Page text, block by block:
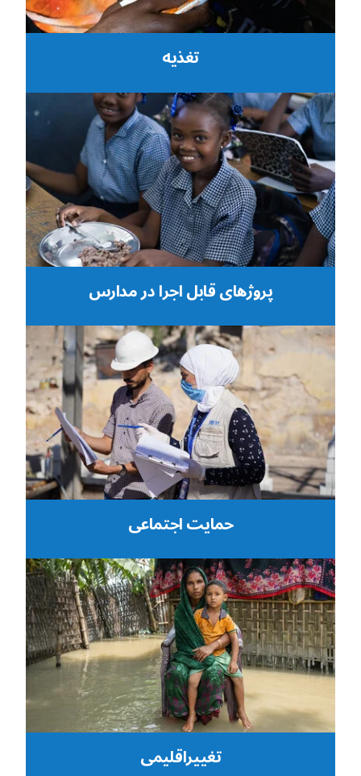
تغذیه
پروژهای قابل اجرا در مدارس
حمایت اجتماعی
تغییراقلیمی